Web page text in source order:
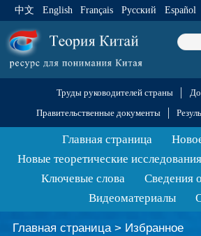
中文 English Français Pусский Español
Труды руководителей страны
Правительственные документы
Главная страница
Новые теоретические исследования
Ключевые слова
Сведения
Видеоматериалы
Главная страница> Избранное